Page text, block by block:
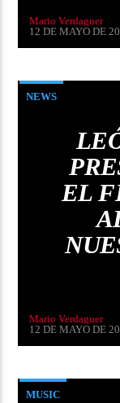
Mario Verdaguer
12 DE MAYO DE
NEWS
EL
Mario Verdaguer
12 DE MAYO DE
MUSIC